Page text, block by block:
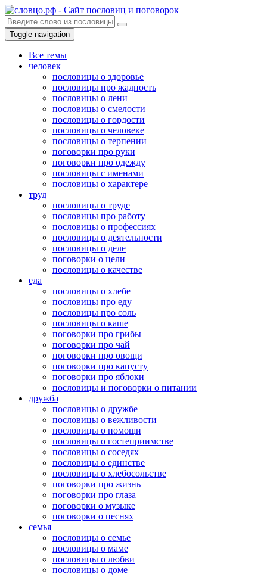
Toggle navigation
Все темы
человек
пословицы о здоровье
пословицы про жадность
пословицы о лени
пословицы о смелости
пословицы о гордости
пословицы о человеке
пословицы о терпении
поговорки про руки
поговорки про одежду
пословицы с именами
пословицы о характере
труд
пословицы о труде
пословицы про работу
пословицы о профессиях
пословицы о деятельности
пословицы о деле
поговорки о цели
пословицы о качестве
еда
пословицы о хлебе
пословицы про еду
пословицы про соль
пословицы о каше
поговорки про грибы
поговорки про чай
поговорки про овощи
поговорки про капусту
поговорки про яблоки
пословицы и поговорки о питании
дружба
пословицы о дружбе
пословицы о вежливости
пословицы о помощи
пословицы о гостеприимстве
пословицы о соседях
пословицы о единстве
пословицы о хлебосольстве
поговорки про жизнь
поговорки про глаза
поговорки о музыке
поговорки о песнях
семья
пословицы о семье
пословицы о маме
пословицы о любви
пословицы о доме